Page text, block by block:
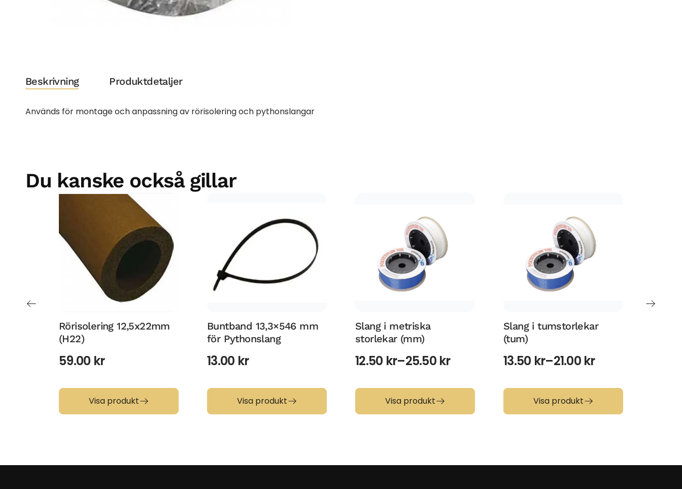
Beskrivning Produktdetaljer
Används för montage och anpassning av rörisolering och pythonslangar
Du kanske också gillar
Rörisolering 12,5x22mm
(H22)
59.00 kr
Visa produkt
Buntband 13,3×546 mm
för Pythonslang
13.00 kr
Visa produkt
Slang i metriska
storlekar (mm)
12.50 kr–25.50 kr
Visa produkt
Slang i tumstorlekar
(tum)
13.50 kr–21.00 kr
Visa produkt